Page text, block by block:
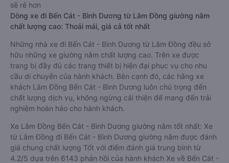
sẽ rẻ hơn
Dòng xe đi Bến Cát - Bình Dương từ Lâm Đồng giường nằm
chất lượng cao: Thoải mái, giá cả tốt nhất
Những nhà xe đi Bến Cát - Bình Dương từ Lâm Đồng đều sở
hữu những xe giường nằm chất lượng cao. Trên xe được
trang bị đầy đủ các trang thiết bị hiện đại phục vụ cho nhu
cầu di chuyển của hành khách. Bên cạnh đó, các hãng xe
khách Lâm Đồng Bến Cát - Bình Dương luôn chú trọng đến
chất lượng dịch vụ, không ngừng cải thiện để mang đến trải
nghiệm hoàn hảo cho hành khách.
Xe Lâm Đồng Bến Cát - Bình Dương giường nằm tốt nhất: Xe
từ Lâm Đồng đi Bến Cát - Bình Dương giường nằm được đánh
giá chung chất lượng Tốt với điểm đánh giá trung bình từ
4.2/5 dựa trên 6143 phản hồi của hành khách Xe về Bến Cát -